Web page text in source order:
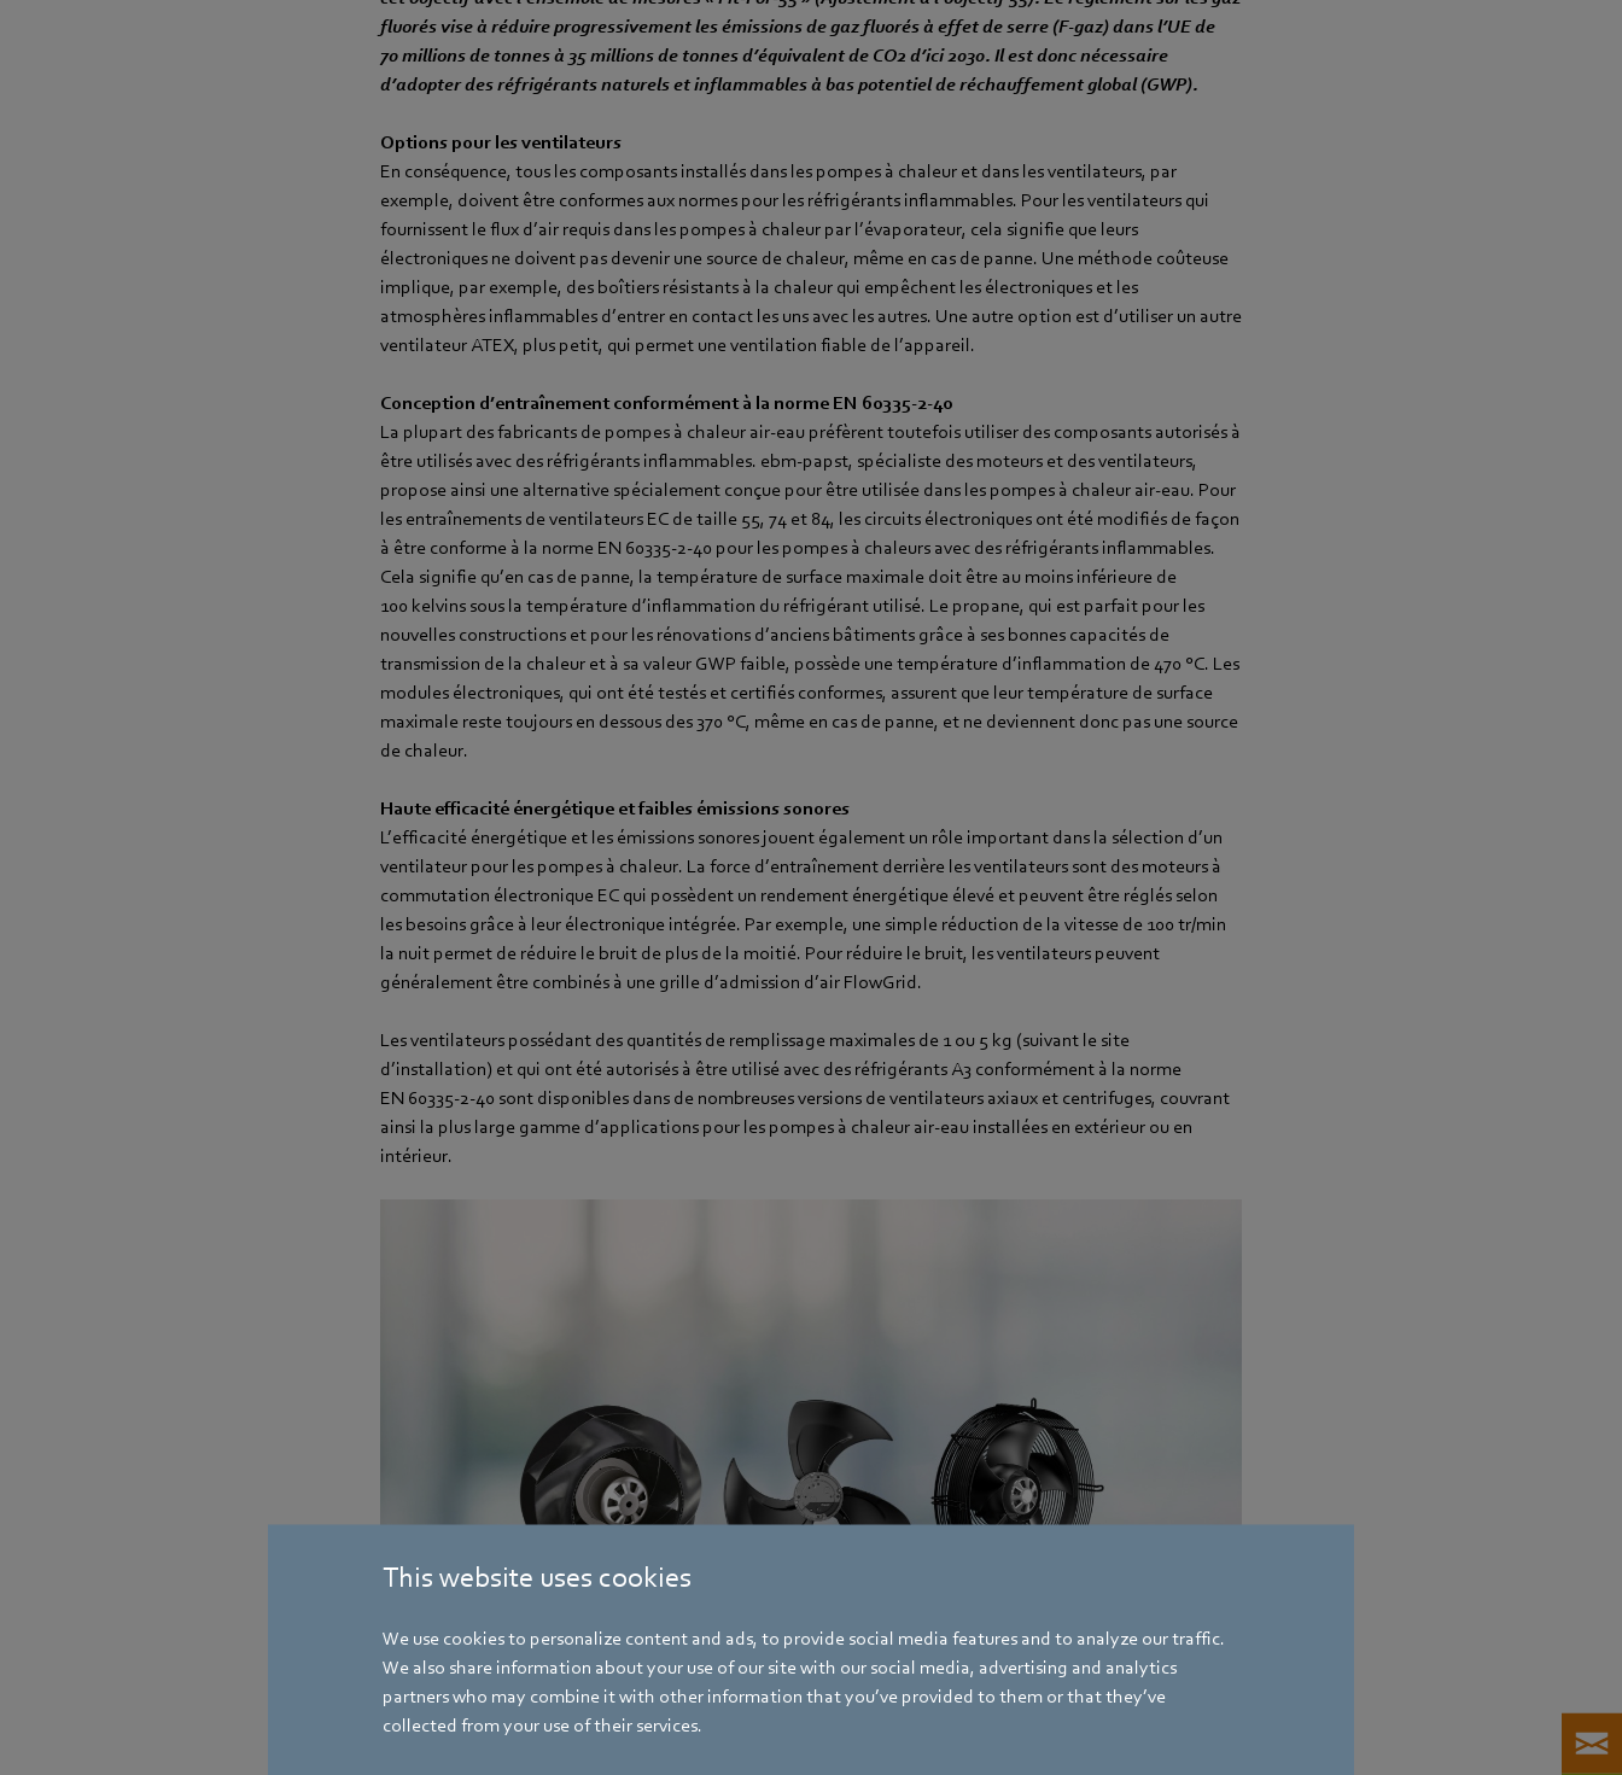
This website uses cookies
We use cookies to personalize content and ads, to provide social media features and to analyze our traffic.
We also share information about your use of our site with our social media, advertising and analytics
partners who may combine it with other information that you’ve provided to them or that they’ve
collected from your use of their services.
fluorés vise à réduire progressivement les émissions de gaz fluorés à effet de serre (F-gaz) dans l’UE de
70 millions de tonnes à 35 millions de tonnes d’équivalent de CO2 d’ici 2030. Il est donc nécessaire
d’adopter des réfrigérants naturels et inflammables à bas potentiel de réchauffement global (GWP).
Options pour les ventilateurs
En conséquence, tous les composants installés dans les pompes à chaleur et dans les ventilateurs, par
exemple, doivent être conformes aux normes pour les réfrigérants inflammables. Pour les ventilateurs qui
fournissent le flux d’air requis dans les pompes à chaleur par l’évaporateur, cela signifie que leurs
électroniques ne doivent pas devenir une source de chaleur, même en cas de panne. Une méthode coûteuse
implique, par exemple, des boîtiers résistants à la chaleur qui empêchent les électroniques et les
atmosphères inflammables d’entrer en contact les uns avec les autres. Une autre option est d’utiliser un autre
ventilateur ATEX, plus petit, qui permet une ventilation fiable de l’appareil.
Conception d’entraînement conformément à la norme EN 60335-2-40
La plupart des fabricants de pompes à chaleur air-eau préfèrent toutefois utiliser des composants autorisés à
être utilisés avec des réfrigérants inflammables. ebm‑papst, spécialiste des moteurs et des ventilateurs,
propose ainsi une alternative spécialement conçue pour être utilisée dans les pompes à chaleur air-eau. Pour
les entraînements de ventilateurs EC de taille 55, 74 et 84, les circuits électroniques ont été modifiés de façon
à être conforme à la norme EN 60335-2-40 pour les pompes à chaleurs avec des réfrigérants inflammables.
Cela signifie qu’en cas de panne, la température de surface maximale doit être au moins inférieure de
100 kelvins sous la température d’inflammation du réfrigérant utilisé. Le propane, qui est parfait pour les
nouvelles constructions et pour les rénovations d’anciens bâtiments grâce à ses bonnes capacités de
transmission de la chaleur et à sa valeur GWP faible, possède une température d’inflammation de 470 °C. Les
modules électroniques, qui ont été testés et certifiés conformes, assurent que leur température de surface
maximale reste toujours en dessous des 370 °C, même en cas de panne, et ne deviennent donc pas une source
de chaleur.
Haute efficacité énergétique et faibles émissions sonores
L’efficacité énergétique et les émissions sonores jouent également un rôle important dans la sélection d’un
ventilateur pour les pompes à chaleur. La force d’entraînement derrière les ventilateurs sont des moteurs à
commutation électronique EC qui possèdent un rendement énergétique élevé et peuvent être réglés selon
les besoins grâce à leur électronique intégrée. Par exemple, une simple réduction de la vitesse de 100 tr/min
la nuit permet de réduire le bruit de plus de la moitié. Pour réduire le bruit, les ventilateurs peuvent
généralement être combinés à une grille d’admission d’air FlowGrid.
Les ventilateurs possédant des quantités de remplissage maximales de 1 ou 5 kg (suivant le site
d’installation) et qui ont été autorisés à être utilisé avec des réfrigérants A3 conformément à la norme
EN 60335-2-40 sont disponibles dans de nombreuses versions de ventilateurs axiaux et centrifuges, couvrant
ainsi la plus large gamme d’applications pour les pompes à chaleur air-eau installées en extérieur ou en
intérieur.